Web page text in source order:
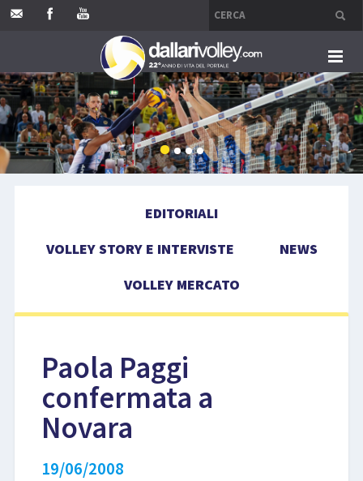
HOME
EDITORIALI
VOLLEY MERCATO
COMPETIZIONI
EVENTI
LIBRI
EDITORIALI
VOLLEY STORY E INTERVISTE
NEWS
VOLLEY MERCATO
Paola Paggi
confermata a
Novara
19/06/2008